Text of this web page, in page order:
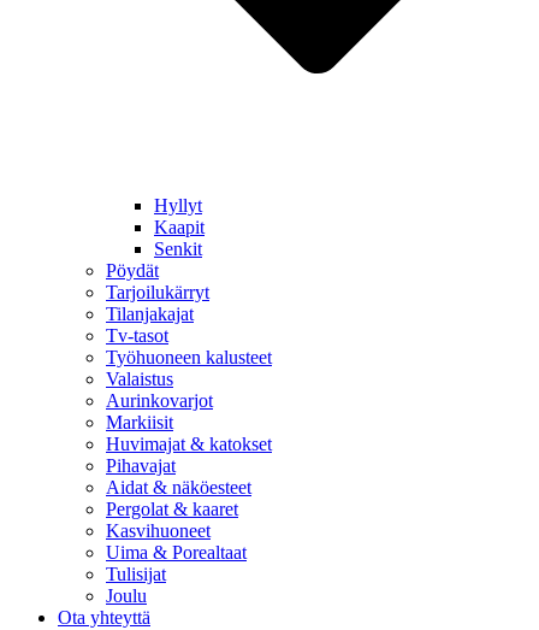
Hyllyt
Kaapit
Senkit
Pöydät
Tarjoilukärryt
Tilanjakajat
Tv-tasot
Työhuoneen kalusteet
Valaistus
Aurinkovarjot
Markiisit
Huvimajat & katokset
Pihavajat
Aidat & näköesteet
Pergolat & kaaret
Kasvihuoneet
Uima & Porealtaat
Tulisijat
Joulu
Ota yhteyttä